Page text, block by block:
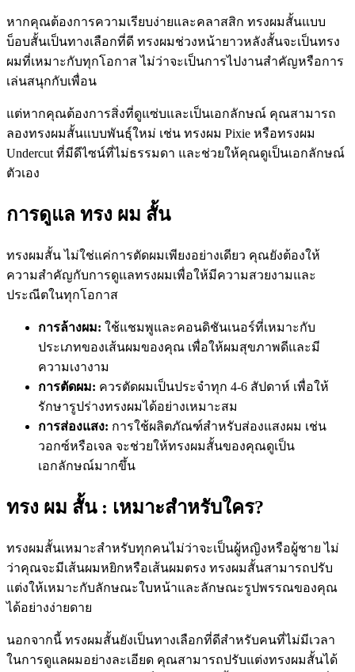
หากคุณต้องการความเรียบง่ายและคลาสสิก ทรงผมสั้นแบบ
บ็อบสั้นเป็นทางเลือกที่ดี ทรงผมช่วงหน้ายาวหลังสั้นจะเป็นทรง
ผมที่เหมาะกับทุกโอกาส ไม่ว่าจะเป็นการไปงานสำคัญหรือการ
เล่นสนุกกับเพื่อน
แต่หากคุณต้องการสิ่งที่ดูแซ่บและเป็นเอกลักษณ์ คุณสามารถ
ลองทรงผมสั้นแบบพันธุ์ใหม่ เช่น ทรงผม Pixie หรือทรงผม
Undercut ที่มีดีไซน์ที่ไม่ธรรมดา และช่วยให้คุณดูเป็นเอกลักษณ์
ตัวเอง
การดูแล ทรง ผม สั้น
ทรงผมสั้น ไม่ใช่แค่การตัดผมเพียงอย่างเดียว คุณยังต้องให้
ความสำคัญกับการดูแลทรงผมเพื่อให้มีความสวยงามและ
ประณีตในทุกโอกาส
การล้างผม: ใช้แชมพูและคอนดิชันเนอร์ที่เหมาะกับ
ประเภทของเส้นผมของคุณ เพื่อให้ผมสุขภาพดีและมี
ความเงางาม
การตัดผม: ควรตัดผมเป็นประจำทุก 4-6 สัปดาห์ เพื่อให้
รักษารูปร่างทรงผมได้อย่างเหมาะสม
การส่องแสง: การใช้ผลิตภัณฑ์สำหรับส่องแสงผม เช่น
วอกซ์หรือเจล จะช่วยให้ทรงผมสั้นของคุณดูเป็น
เอกลักษณ์มากขึ้น
ทรง ผม สั้น : เหมาะสำหรับใคร?
ทรงผมสั้นเหมาะสำหรับทุกคนไม่ว่าจะเป็นผู้หญิงหรือผู้ชาย ไม่
ว่าคุณจะมีเส้นผมหยิกหรือเส้นผมตรง ทรงผมสั้นสามารถปรับ
แต่งให้เหมาะกับลักษณะใบหน้าและลักษณะรูปพรรณของคุณ
ได้อย่างง่ายดาย
นอกจากนี้ ทรงผมสั้นยังเป็นทางเลือกที่ดีสำหรับคนที่ไม่มีเวลา
ในการดูแลผมอย่างละเอียด คุณสามารถปรับแต่งทรงผมสั้นได้